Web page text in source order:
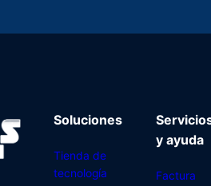
Soluciones
Tienda de
tecnología
y ayuda
Factura